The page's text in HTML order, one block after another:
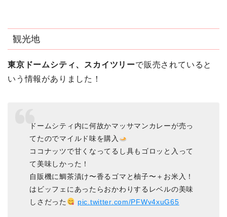
観光地
東京ドームシティ、スカイツリーで販売されていると
いう情報がありました！
ドームシティ内に何故かマッサマンカレーが売っ
てたのでマイルド味を購入
ココナッツで甘くなってるし具もゴロッと入って
て美味しかった！
自販機に鯛茶漬け〜香るゴマと柚子〜＋お米入！
はビッフェにあったらおかわりするレベルの美味
しさだった
pic.twitter.com/PFWv4xuG65